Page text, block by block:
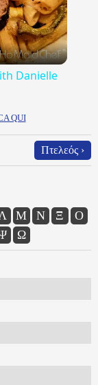
Danielle
QUI
Πτελεός ›
Μ Ν Ξ
Ο
Ω